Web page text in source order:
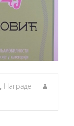
, Награде